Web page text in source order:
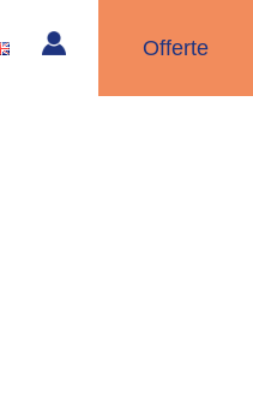
Offerte